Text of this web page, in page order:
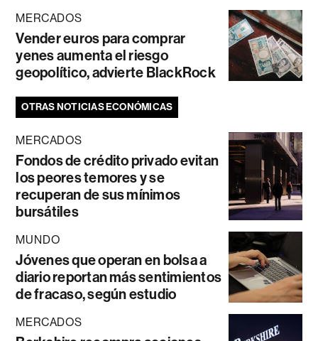
MERCADOS
Vender euros para comprar
yenes aumenta el riesgo
geopolítico, advierte BlackRock
OTRAS NOTICIAS ECONÓMICAS
MERCADOS
Fondos de crédito privado evitan
los peores temores y se
recuperan de sus mínimos
bursátiles
MUNDO
Jóvenes que operan en bolsa a
diario reportan más sentimientos
de fracaso, según estudio
MERCADOS